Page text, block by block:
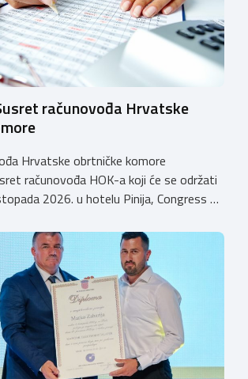
računovođa Hrvatske
Hrvatske obrtničke komore
računovođa HOK-a koji će se održati
2026. u hotelu Pinija, Congress &
23. listopada 2026. u
uz uvodno predavanje i pozdrav
subote, 24. listopada, održavat će se
radionice te okrugli stolovi na